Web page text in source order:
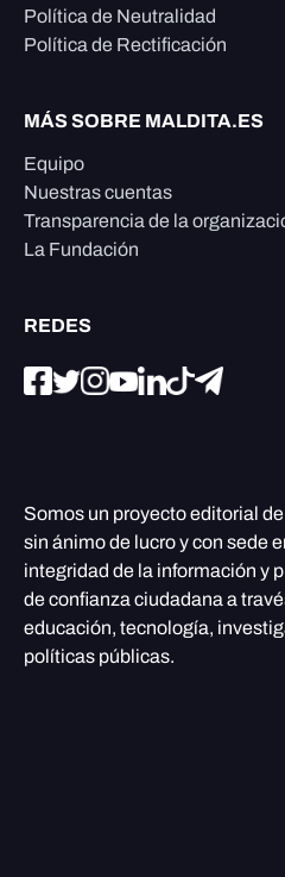
Política de Neutralidad
Política de Rectificación
MÁS SOBRE MALDITA.ES
Equipo
Nuestras cuentas
Transparencia de la
La Fundación
REDES
Somos un proyecto editorial
sin ánimo de lucro y con sede
integridad de la información y
de confianza ciudadana a
educación, tecnología,
políticas públicas.